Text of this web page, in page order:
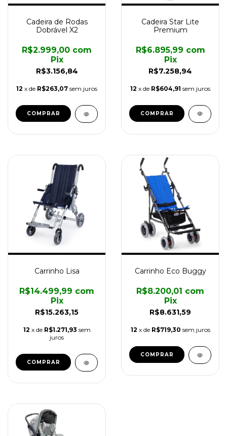
Cadeira de Rodas
Dobrável X2
R$3.156,84
R$2.999,00 com
Pix
12 x de R$263,07 sem juros
COMPRAR
Cadeira Star Lite
Premium
R$7.258,94
R$6.895,99 com
Pix
12 x de R$604,91 sem juros
COMPRAR
Carrinho Lisa
R$15.263,15
R$14.499,99 com
Pix
12 x de R$1.271,93 sem
juros
COMPRAR
Carrinho Eco Buggy
R$8.631,59
R$8.200,01 com
Pix
12 x de R$719,30 sem juros